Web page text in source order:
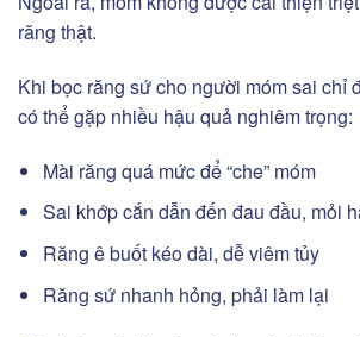
răng thật.
Khi bọc răng sứ cho người móm sai chỉ
có thể gặp nhiều hậu quả nghiêm trọng:
Mài răng quá mức để “che” móm
Sai khớp cắn dẫn đến đau đầu, mỏi
Răng ê buốt kéo dài, dễ viêm tủy
Răng sứ nhanh hỏng, phải làm lại